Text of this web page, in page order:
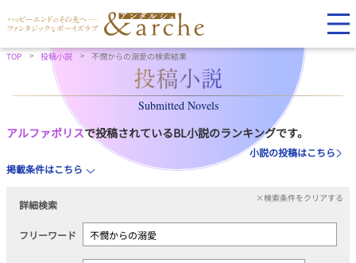
TOP 投稿小説 不憫からの溺愛の検索結果
Submitted Novels
アルファポリスで投稿されているBL小説のランキングです。
小説の投稿はこちら
掲載条件はこちら
詳細検索
×検索条件をクリアする
フリーワード